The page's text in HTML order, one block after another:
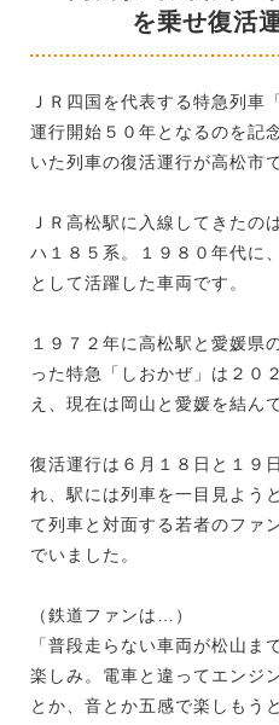
を乗せ復活
ＪＲ四国を代表する特急列車
運行開始５０年となるのを記
いた列車の復活運行が高松市
ＪＲ高松駅に入線してきたの
ハ１８５系。１９８０年代に
として活躍した車両です。
１９７２年に高松駅と愛媛県
った特急「しおかぜ」は２０
え、現在は岡山と愛媛を結ん
復活運行は６月１８日と１９
れ、駅には列車を一目見よう
て列車と対面する若者のファ
でいました。
（鉄道ファンは…）
「普段走らない車両が松山ま
楽しみ。電車と違ってエンジ
とか、音とか五感で楽しもう